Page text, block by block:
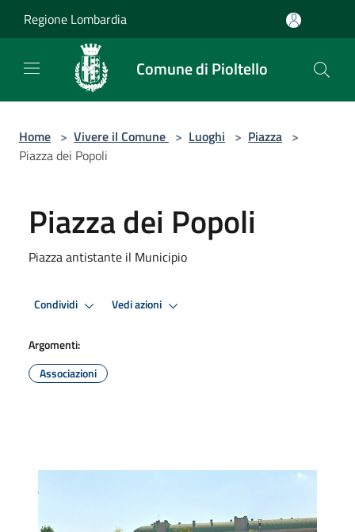
Regione Lombardia
Comune di Pioltello
Home > Vivere il Comune > Luoghi > Piazza >
Piazza dei Popoli
Piazza dei Popoli
Piazza antistante il Municipio
Condividi Vedi azioni
Argomenti:
Associazioni